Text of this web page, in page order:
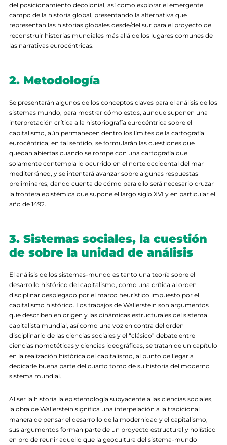
del posicionamiento decolonial, así como explorar el emergente
campo de la historia global, presentando la alternativa que
representan las historias globales desde/del sur para el proyecto de
reconstruir historias mundiales más allá de los lugares comunes de
las narrativas eurocéntricas.
2. Metodología
Se presentarán algunos de los conceptos claves para el análisis de los
sistemas mundo, para mostrar cómo estos, aunque suponen una
interpretación crítica a la historiografía eurocéntrica sobre el
capitalismo, aún permanecen dentro los límites de la cartografía
eurocéntrica, en tal sentido, se formularán las cuestiones que
quedan abiertas cuando se rompe con una cartografía que
solamente contempla lo ocurrido en el norte occidental del mar
mediterráneo, y se intentará avanzar sobre algunas respuestas
preliminares, dando cuenta de cómo para ello será necesario cruzar
la frontera epistémica que supone el largo siglo XVI y en particular el
año de 1492.
3. Sistemas sociales, la cuestión
de sobre la unidad de análisis
El análisis de los sistemas-mundo es tanto una teoría sobre el
desarrollo histórico del capitalismo, como una crítica al orden
disciplinar desplegado por el marco heurístico impuesto por el
capitalismo histórico. Los trabajos de Wallerstein son argumentos
que describen en origen y las dinámicas estructurales del sistema
capitalista mundial, así como una voz en contra del orden
disciplinario de las ciencias sociales y el “clásico” debate entre
ciencias nomotéticas y ciencias ideográficas, se tratan de un capítulo
en la realización histórica del capitalismo, al punto de llegar a
dedicarle buena parte del cuarto tomo de su historia del moderno
sistema mundial.
Al ser la historia la epistemología subyacente a las ciencias sociales,
la obra de Wallerstein significa una interpelación a la tradicional
manera de pensar el desarrollo de la modernidad y el capitalismo,
sus argumentos forman parte de un proyecto estructural y holístico
en pro de reunir aquello que la geocultura del sistema-mundo